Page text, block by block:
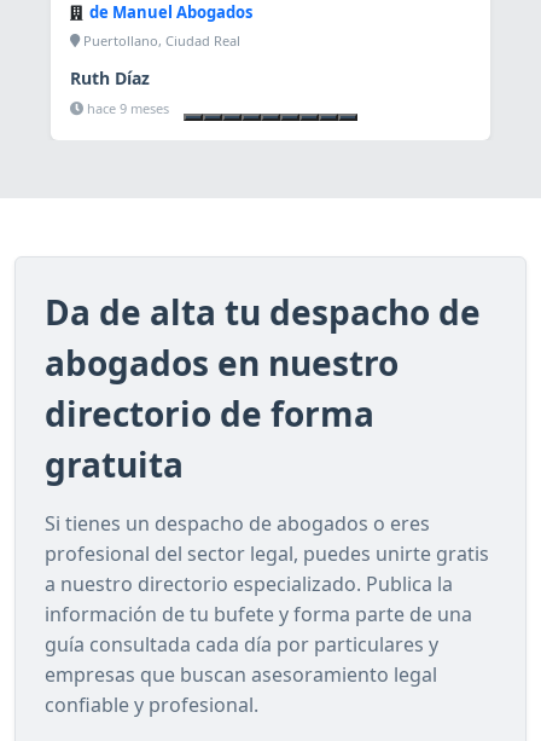
de Manuel Abogados
Puertollano, Ciudad Real
Ruth Díaz
hace 9 meses
Da de alta tu despacho de
abogados en nuestro
directorio de forma
gratuita
Si tienes un despacho de abogados o eres
profesional del sector legal, puedes unirte gratis
a nuestro directorio especializado. Publica la
información de tu bufete y forma parte de una
guía consultada cada día por particulares y
empresas que buscan asesoramiento legal
confiable y profesional.